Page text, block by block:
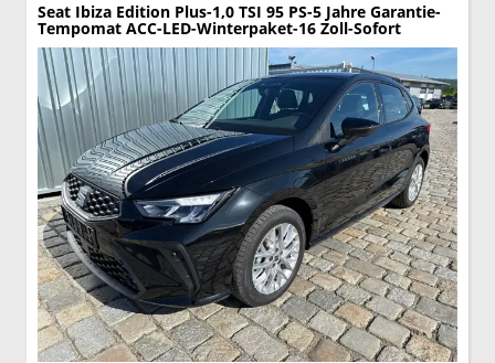
Seat Ibiza Edition Plus-1,0 TSI 95 PS-5 Jahre Garantie-
Tempomat ACC-LED-Winterpaket-16 Zoll-Sofort